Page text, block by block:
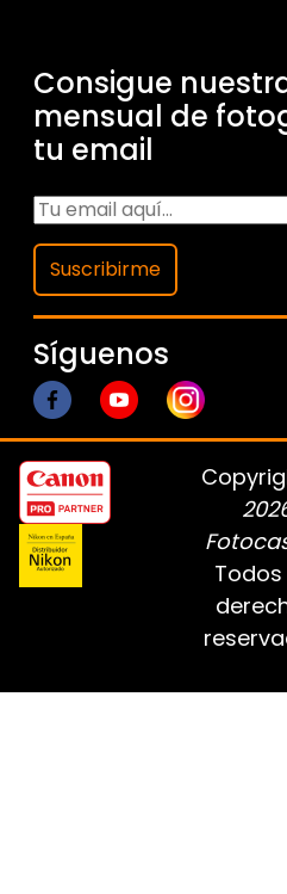
Consigue
mensual de
tu email
Suscribirme
Síguenos
Todos